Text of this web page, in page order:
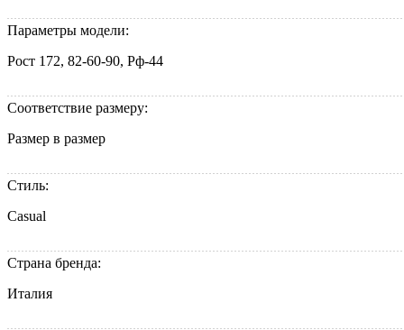
Параметры модели:
Рост 172, 82-60-90, Рф-44
Соответствие размеру:
Размер в размер
Стиль:
Casual
Страна бренда:
Италия